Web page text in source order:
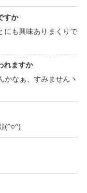
すか
にも興味ありまくりで
れますか
かなぁ、すみませんヽ
(^○^)